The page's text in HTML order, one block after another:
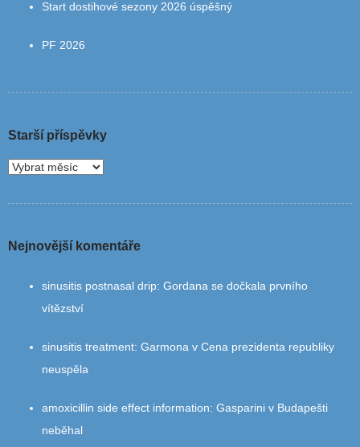
Start dostihové sezony 2026 úspěšný
PF 2026
Starší příspěvky
Nejnovější komentáře
sinusitis postnasal drip: Gordana se dočkala prvního
vítězství
sinusitis treatment: Garmona v Cena prezidenta republiky
neuspěla
amoxicillin side effect information: Gasparini v Budapešti
neběhal